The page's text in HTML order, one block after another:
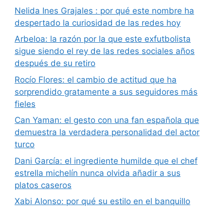
Nelida Ines Grajales : por qué este nombre ha
despertado la curiosidad de las redes hoy
Arbeloa: la razón por la que este exfutbolista
sigue siendo el rey de las redes sociales años
después de su retiro
Rocío Flores: el cambio de actitud que ha
sorprendido gratamente a sus seguidores más
fieles
Can Yaman: el gesto con una fan española que
demuestra la verdadera personalidad del actor
turco
Dani García: el ingrediente humilde que el chef
estrella michelín nunca olvida añadir a sus
platos caseros
Xabi Alonso: por qué su estilo en el banquillo